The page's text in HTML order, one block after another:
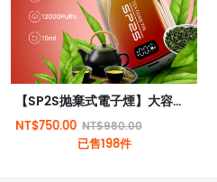
【SP2S抛棄式電子煙】大容量12000口 | 3%尼古丁 | 多種口味選擇 | 台灣現貨
NT$750.00 NT$980.00
已售198件